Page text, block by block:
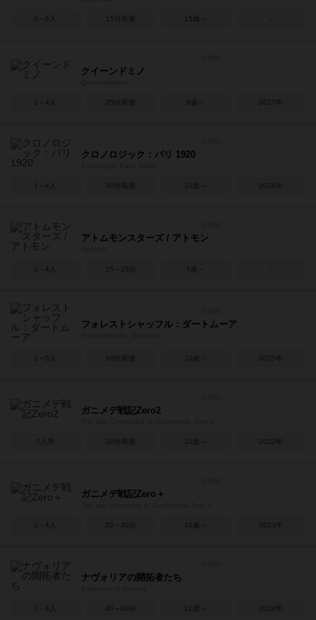
2～6人 15分前後 15歳～
クイーンドミノ
2～4人 25分前後 8歳～ 2017年
クロノロジック：パリ 1920
1～4人 30分前後 10歳～ 2024年
アトムモンスターズ / アトモン
2～4人 15～25分 5歳～
フォレストシャッフル：ダートムーア
2～5人 60分前後 10歳～ 2025年
ガニメデ戦記Zero2
2人用 20分前後 10歳～ 2022年
ガニメデ戦記Zero＋
2～4人 20～30分 10歳～ 2023年
ナヴォリアの開拓者たち
2～4人 40～80分 12歳～ 2024年